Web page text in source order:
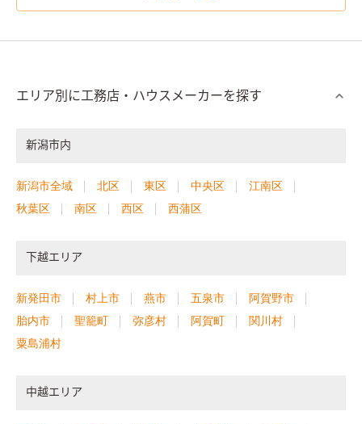
エリア別に工務店・ハウスメーカーを探す
新潟市内
新潟市全域 北区 東区 中央区
江南区
秋葉区
南区 西区 西蒲区
下越エリア
新発田市 村上市 燕市 五泉市
阿賀野市
胎内市
聖籠町 弥彦村 阿賀町
関川村
粟島浦村
中越エリア